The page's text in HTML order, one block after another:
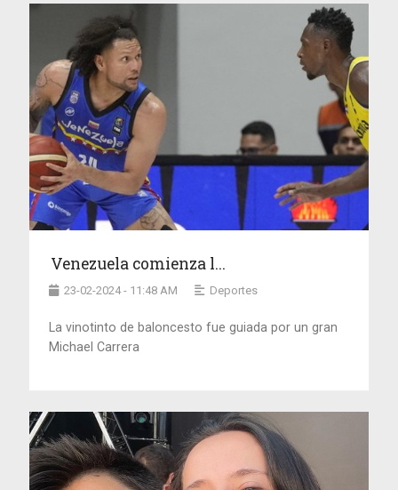
Venezuela comienza l...
23-02-2024 - 11:48 AM Deportes
La vinotinto de baloncesto fue guiada por un gran
Michael Carrera